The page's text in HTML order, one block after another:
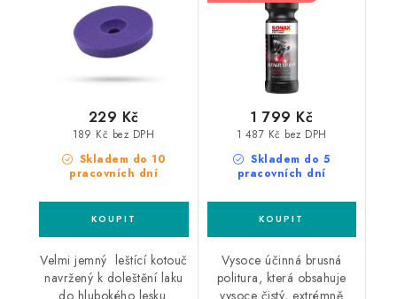
Skladem do 10
pracovních dní
189 Kč bez DPH
229 Kč
Velmi jemný leštící kotouč
navržený k doleštění laku
do hlubokého lesku.
Skladem do 5
pracovních dní
1 487 Kč bez DPH
1 799 Kč
Vysoce účinná brusná
politura, která obsahuje
vysoce čistý, extrémně